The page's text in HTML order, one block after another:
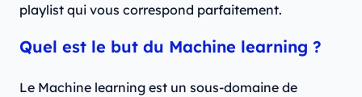
playlist qui vous correspond parfaitement.
Quel est le but du Machine learning ?
Le Machine learning est un sous-domaine de